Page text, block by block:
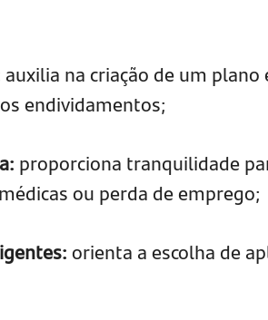
auxilia na criação de um
endividamentos;
proporciona tranquilidade
ou perda de emprego;
orienta a escolha de